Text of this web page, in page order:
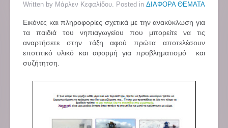
Written by Μάρλεν Κεφαλίδου. Posted in ΔΙΑΦΟΡΑ ΘΕΜΑΤΑ
Εικόνες και πληροφορίες σχετικά με την ανακύκλωση για
τα παιδιά του νηπιαγωγείου που μπορείτε να τις
αναρτήσετε στην τάξη αφού πρώτα αποτελέσουν
εποτπικό υλικό και αφορμή για προβληματισμό και
συζήτητση.